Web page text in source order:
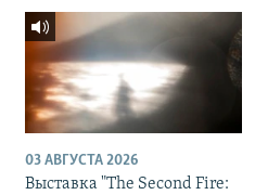
03 АВГУСТА 2026
Выставка "The Second Fire: